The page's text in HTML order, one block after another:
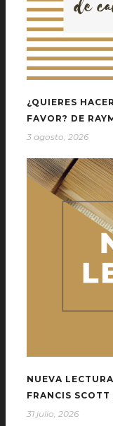
¿QUIERES
FAVOR? DE
3 agosto, 2026
NUEVA
FRANCIS
31 julio, 2026